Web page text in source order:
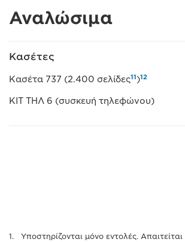
Αναλώσιμα
Κασέτες
Κασέτα 737 (2.400 σελίδες11)12
ΚΙΤ ΤΗΛ 6 (συσκευή τηλεφώνου)
Υποστηρίζονται μόνο εντολές.